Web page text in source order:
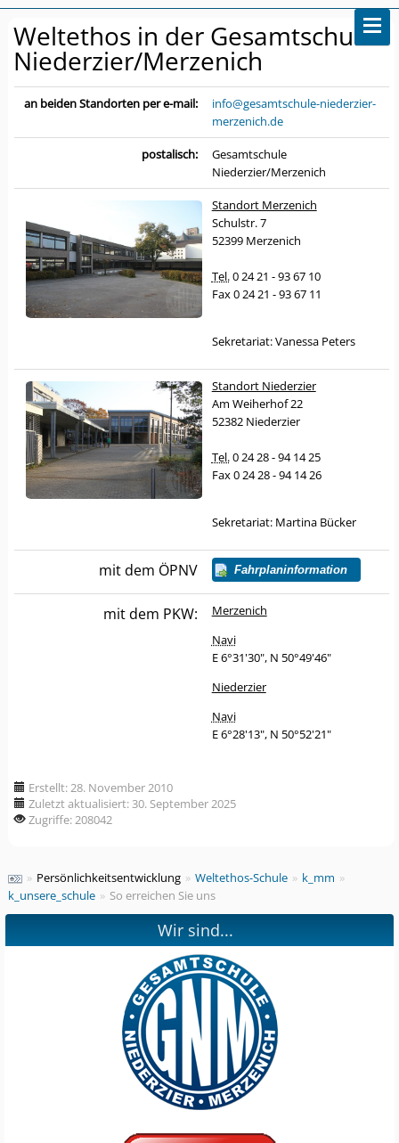
Weltethos in der Gesamtschule
Niederzier/Merzenich
an beiden Standorten per e-mail:
info@gesamtschule-niederzier-
merzenich.de
postalisch:
Gesamtschule
Niederzier/Merzenich
Standort Merzenich
Schulstr. 7
52399 Merzenich
Tel.0 24 21 - 93 67 10
Fax 0 24 21 - 93 67 11
Sekretariat: Vanessa Peters
Standort Niederzier
Am Weiherhof 22
52382 Niederzier
Tel.0 24 28 - 94 14 25
Fax 0 24 28 - 94 14 26
Sekretariat: Martina Bücker
mit dem ÖPNV Fahrplaninformation
mit dem PKW:
Merzenich
Navi
E 6°31'30", N 50°49'46"
Niederzier
Navi
E 6°28'13", N 50°52'21"
Erstellt: 28. November 2010
Zuletzt aktualisiert: 30. September 2025
Zugriffe: 208042
» Persönlichkeitsentwicklung » Weltethos-Schule » k_mm »
k_unsere_schule » So erreichen Sie uns
Wir sind...